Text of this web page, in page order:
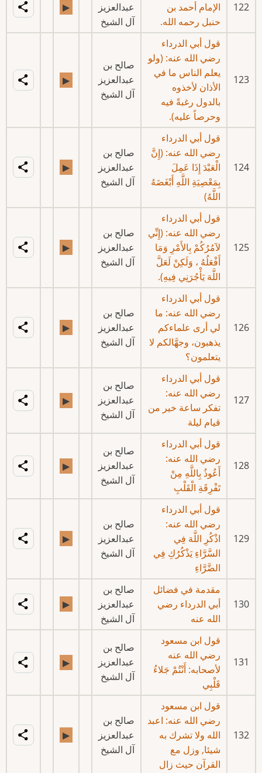
122
الإمام أحمد بن
حنبل رحمه الله.
عبدالعزيز
آل الشيخ
▶
123
قول أبي الدرداء
رضي الله عنه: (ولو
يعلم الناس ما في
الأذان لأخذوه
بالدول رغبةً فيه
وحرصاً عليه).
صالح بن
عبدالعزيز
آل الشيخ
▶
124
قول أبي الدرداء
رضي الله عنه: (إِنَّ
الْعَبْدَ إِذَا عَمِلَ
بِمَعْصِيَةِ اللَّهِ أَبْغَضَهُ
اللَّهُ)
صالح بن
عبدالعزيز
آل الشيخ
▶
125
قول أبي الدرداء
رضي الله عنه: (إِنِّي
لآمُرُكُمْ بِالأَمْرِ وَمَا
أَفْعَلُهُ ، وَلَكِنْ لَعَلَّ
اللَّهَ يَأْجُرَنِي فِيهِ).
صالح بن
عبدالعزيز
آل الشيخ
▶
126
قول أبي الدرداء
رضي الله عنه: ما
لي أرى علماءكم
يذهبون، وجهَّالكم لا
يتعلمون؟
صالح بن
عبدالعزيز
آل الشيخ
▶
127
قول أبي الدرداء
رضي الله عنه:
تفكر ساعة خير من
قيام ليلة
صالح بن
عبدالعزيز
آل الشيخ
▶
128
قول أبي الدرداء
رضي الله عنه:
أَعُوذُ بِاللَّهِ مِنْ
تَفْرِقَةِ الْقَلْبِ
صالح بن
عبدالعزيز
آل الشيخ
▶
129
قول أبي الدرداء
رضي الله عنه:
اذْكُرِ اللَّهَ فِي
السَّرَّاءِ يَذْكُرُكِ فِي
الضَّرَّاءِ
صالح بن
عبدالعزيز
آل الشيخ
▶
130
مقدمة في فضائل
أبي الدرداء رضي
الله عنه
صالح بن
عبدالعزيز
آل الشيخ
▶
131
قول ابن مسعود
رضي الله عنه
لأصحابه: أَنْتُمْ جَلاءُ
قَلْبِي
صالح بن
عبدالعزيز
آل الشيخ
▶
132
قول ابن مسعود
رضي الله عنه: اعبد
الله ولا تشرك به
شيئا, وزل مع
القرآن حيث زال
صالح بن
عبدالعزيز
آل الشيخ
▶